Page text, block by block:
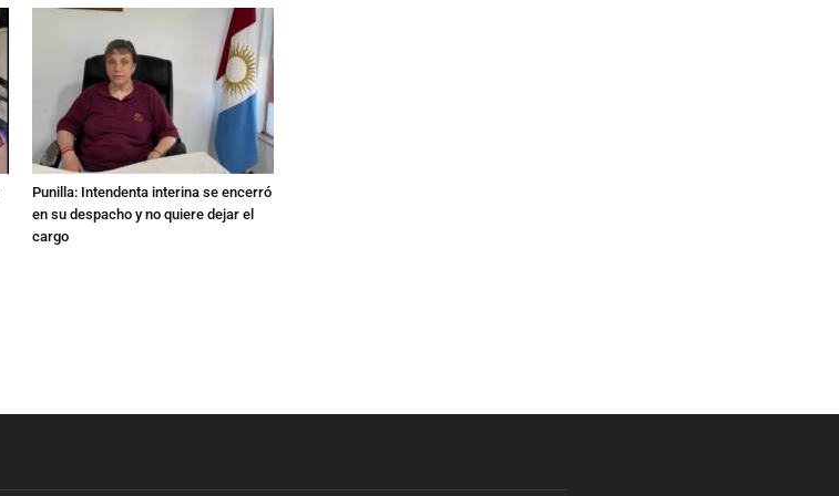
Punilla: Intendenta interina se encerró
en su despacho y no quiere dejar el
cargo